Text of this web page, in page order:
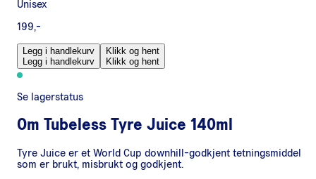
Unisex
199,-
Legg i handlekurv
Legg i handlekurv
Klikk og hent
Klikk og hent
Se lagerstatus
Om Tubeless Tyre Juice 140ml
Tyre Juice er et World Cup downhill-godkjent tetningsmiddel
som er brukt, misbrukt og godkjent.